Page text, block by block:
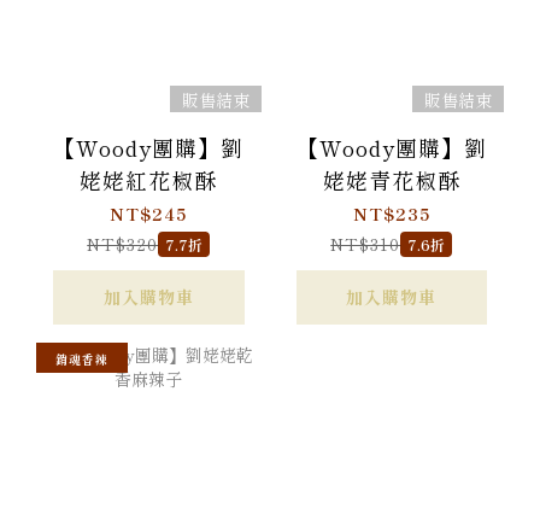
販售結束
【Woody團購】劉
姥姥紅花椒酥
NT$245
NT$320 7.7折
加入購物車
販售結束
【Woody團購】劉
姥姥青花椒酥
NT$235
NT$310 7.6折
加入購物車
銷魂香辣